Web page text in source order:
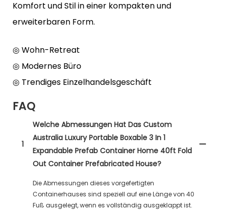
Komfort und Stil in einer kompakten und
erweiterbaren Form.
◎ Wohn-Retreat
◎ Modernes Büro
◎ Trendiges Einzelhandelsgeschäft
FAQ
1
Welche Abmessungen Hat Das Custom
Australia Luxury Portable Boxable 3 In 1
Expandable Prefab Container Home 40ft Fold
Out Container Prefabricated House?
Die Abmessungen dieses vorgefertigten
Containerhauses sind speziell auf eine Länge von 40
Fuß ausgelegt, wenn es vollständig ausgeklappt ist.